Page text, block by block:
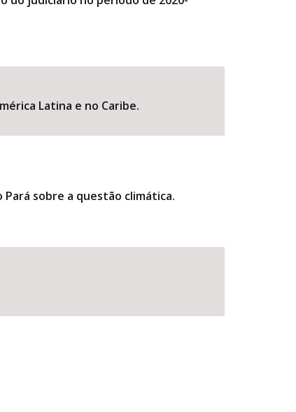
Latina e no Caribe.
sobre a questão climática.